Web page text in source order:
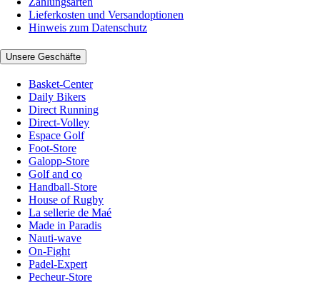
Lieferkosten und Versandoptionen
Hinweis zum Datenschutz
Unsere Geschäfte
Basket-Center
Daily Bikers
Direct Running
Direct-Volley
Espace Golf
Foot-Store
Galopp-Store
Golf and co
Handball-Store
House of Rugby
La sellerie de Maé
Made in Paradis
Nauti-wave
On-Fight
Padel-Expert
Pecheur-Store